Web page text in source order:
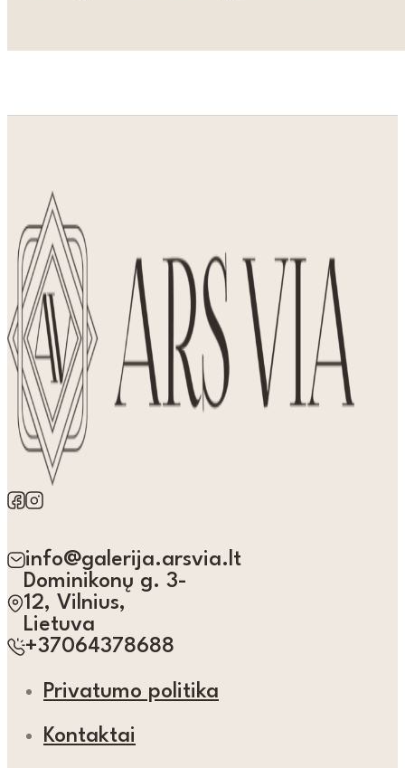
info@galerija.arsvia.lt
Dominikonų g. 3-
12, Vilnius,
Lietuva
+37064378688
Privatumo politika
Kontaktai